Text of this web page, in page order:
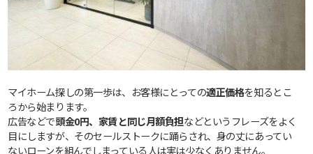
マイホーム探しの第一歩は、お客様にとっての適正価格を知るとこ
ろから始まります。
広告などで頭金0円、家賃と同じ月額負担などというフレーズをよく
目にしますが、そのセールストークに踊らされ、身の丈にあってい
ないローンを組んでしまっている人は実は少なくありません。